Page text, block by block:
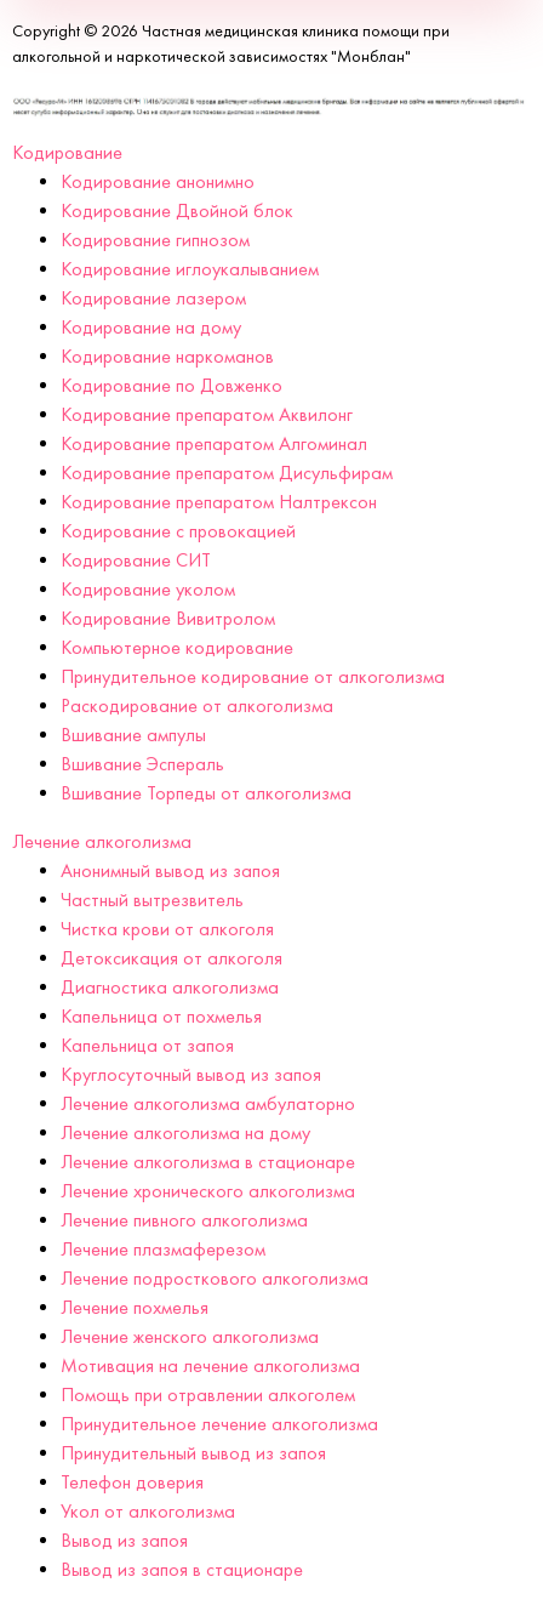
Copyright © 2026 Частная медицинская клиника помощи при
алкогольной и наркотической зависимостях "Монблан"
Кодирование
Кодирование анонимно
Кодирование Двойной блок
Кодирование гипнозом
Кодирование иглоукалыванием
Кодирование лазером
Кодирование на дому
Кодирование наркоманов
Кодирование по Довженко
Кодирование препаратом Аквилонг
Кодирование препаратом Алгоминал
Кодирование препаратом Дисульфирам
Кодирование препаратом Налтрексон
Кодирование с провокацией
Кодирование СИТ
Кодирование уколом
Кодирование Вивитролом
Компьютерное кодирование
Принудительное кодирование от алкоголизма
Раскодирование от алкоголизма
Вшивание ампулы
Вшивание Эспераль
Вшивание Торпеды от алкоголизма
Лечение алкоголизма
Анонимный вывод из запоя
Частный вытрезвитель
Чистка крови от алкоголя
Детоксикация от алкоголя
Диагностика алкоголизма
Капельница от похмелья
Капельница от запоя
Круглосуточный вывод из запоя
Лечение алкоголизма амбулаторно
Лечение алкоголизма на дому
Лечение алкоголизма в стационаре
Лечение хронического алкоголизма
Лечение пивного алкоголизма
Лечение плазмаферезом
Лечение подросткового алкоголизма
Лечение похмелья
Лечение женского алкоголизма
Мотивация на лечение алкоголизма
Помощь при отравлении алкоголем
Принудительное лечение алкоголизма
Принудительный вывод из запоя
Телефон доверия
Укол от алкоголизма
Вывод из запоя
Вывод из запоя в стационаре